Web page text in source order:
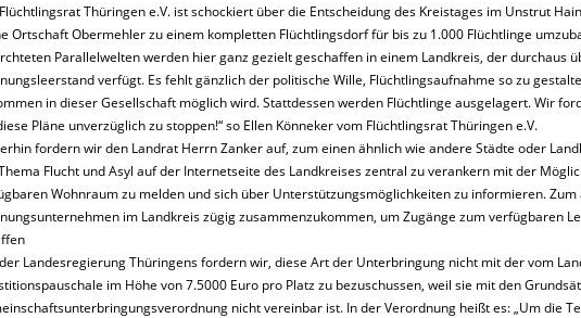
Thüringen e.V. ist schockiert über die Entscheidung des Kreistages im Unstrut
Ortschaft Obermehler zu einem kompletten Flüchtlingsdorf für bis zu 1.000 Flüchtlinge
Parallelwelten werden hier ganz gezielt geschaffen in einem Landkreis, der durchaus
verfügt. Es fehlt gänzlich der politische Wille, Flüchtlingsaufnahme so zu
in dieser Gesellschaft möglich wird. Stattdessen werden Flüchtlinge ausgelagert. Wir
Pläne unverzüglich zu stoppen!“ so Ellen Könneker vom Flüchtlingsrat Thüringen e.V.
fordern wir den Landrat Herrn Zanker auf, zum einen ähnlich wie andere Städte oder
Flucht und Asyl auf der Internetseite des Landkreises zentral zu verankern mit der
Wohnraum zu melden und sich über Unterstützungsmöglichkeiten zu informieren.
im Landkreis zügig zusammenzukommen, um Zugänge zum verfügbaren
Landesregierung Thüringens fordern wir, diese Art der Unterbringung nicht mit der vom
im Höhe von 7.5000 Euro pro Platz zu bezuschussen, weil sie mit den
nicht vereinbar ist. In der Verordnung heißt es: „Um die